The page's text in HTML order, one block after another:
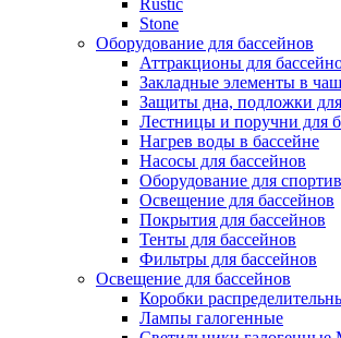
Rustic
Stone
Оборудование для бассейнов
Аттракционы для
Закладные элементы в
Защиты дна, подложки
Лестницы и поручни для
Нагрев воды в бассейне
Насосы для бассейнов
Оборудование для
Освещение для бассейнов
Покрытия для бассейнов
Тенты для бассейнов
Фильтры для бассейнов
Освещение для бассейнов
Коробки
Лампы галогенные